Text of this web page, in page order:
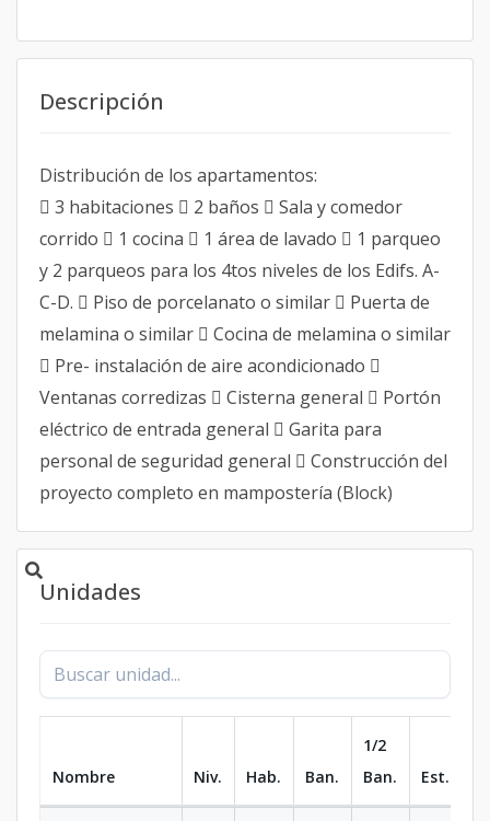
Descripción
Distribución de los apartamentos:
 3 habitaciones  2 baños  Sala y comedor
corrido  1 cocina  1 área de lavado  1 parqueo
y 2 parqueos para los 4tos niveles de los Edifs. A-
C-D.  Piso de porcelanato o similar  Puerta de
melamina o similar  Cocina de melamina o similar
 Pre- instalación de aire acondicionado 
Ventanas corredizas  Cisterna general  Portón
eléctrico de entrada general  Garita para
personal de seguridad general  Construcción del
proyecto completo en mampostería (Block)
Unidades
Nombre Niv. Hab. Ban.
1/2
Ban.
Est.